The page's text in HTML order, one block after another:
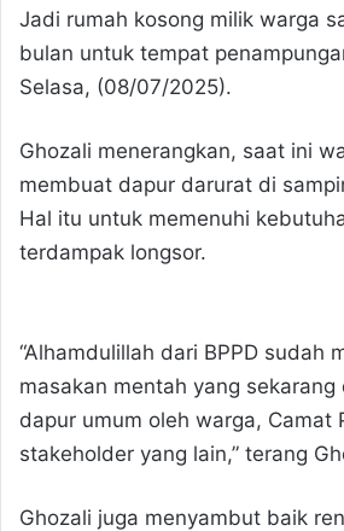
Jadi rumah kosong milik warga
bulan untuk tempat
Selasa, (08/07/2025).
Ghozali menerangkan, saat ini
membuat dapur darurat di
Hal itu untuk memenuhi
terdampak longsor.
“Alhamdulillah dari BPPD sudah
masakan mentah yang sekarang
dapur umum oleh warga, Camat
stakeholder yang lain,” terang
Ghozali juga menyambut baik